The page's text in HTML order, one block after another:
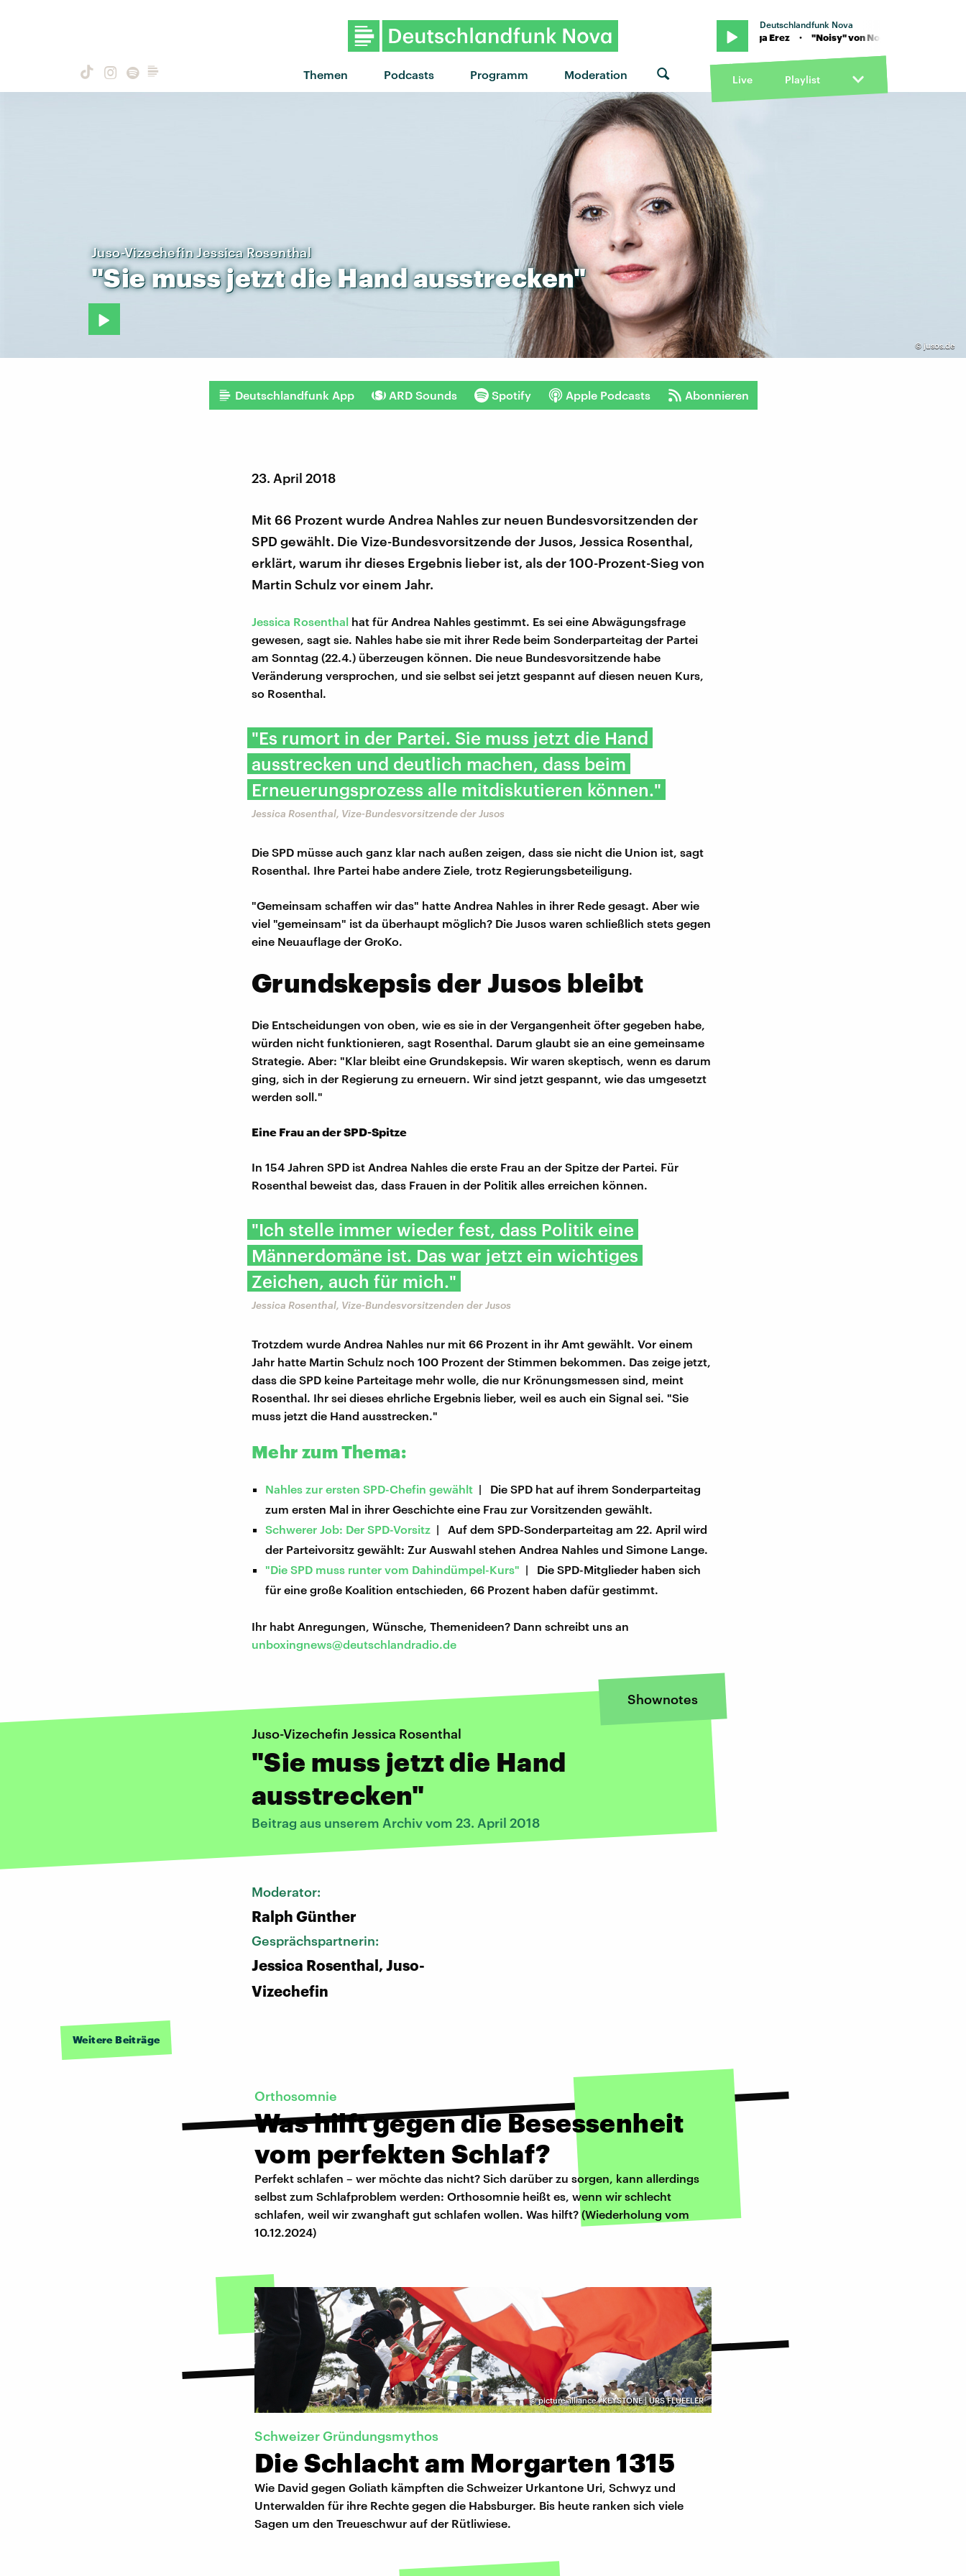
Themen Podcasts Programm Moderation
Deutschlandfunk Nova
"Noisy" von Noga Erez · "Noisy" von Noga Erez · "Noisy" von Noga Erez
Live Playlist
© jusos.de
Juso-Vizechefin Jessica Rosenthal
"SiemussjetztdieHandausstrecken"
Deutschlandfunk App ARD Sounds Spotify Apple Podcasts Abonnieren
23. April 2018
Mit 66 Prozent wurde Andrea Nahles zur neuen Bundesvorsitzenden der
SPD gewählt. Die Vize-Bundesvorsitzende der Jusos, Jessica Rosenthal,
erklärt, warum ihr dieses Ergebnis lieber ist, als der 100-Prozent-Sieg von
Martin Schulz vor einem Jahr.
Jessica Rosenthal hat für Andrea Nahles gestimmt. Es sei eine Abwägungsfrage
gewesen, sagt sie. Nahles habe sie mit ihrer Rede beim Sonderparteitag der Partei
am Sonntag (22.4.) überzeugen können. Die neue Bundesvorsitzende habe
Veränderung versprochen, und sie selbst sei jetzt gespannt auf diesen neuen Kurs,
so Rosenthal.
"Es rumort in der Partei. Sie muss jetzt die Hand
ausstrecken und deutlich machen, dass beim
Erneuerungsprozess alle mitdiskutieren können."
Jessica Rosenthal, Vize-Bundesvorsitzende der Jusos
Die SPD müsse auch ganz klar nach außen zeigen, dass sie nicht die Union ist, sagt
Rosenthal. Ihre Partei habe andere Ziele, trotz Regierungsbeteiligung.
"Gemeinsam schaffen wir das" hatte Andrea Nahles in ihrer Rede gesagt. Aber wie
viel "gemeinsam" ist da überhaupt möglich? Die Jusos waren schließlich stets gegen
eine Neuauflage der GroKo.
Grundskepsis der Jusos bleibt
Die Entscheidungen von oben, wie es sie in der Vergangenheit öfter gegeben habe,
würden nicht funktionieren, sagt Rosenthal. Darum glaubt sie an eine gemeinsame
Strategie. Aber: "Klar bleibt eine Grundskepsis. Wir waren skeptisch, wenn es darum
ging, sich in der Regierung zu erneuern. Wir sind jetzt gespannt, wie das umgesetzt
werden soll."
Eine Frau an der SPD-Spitze
In 154 Jahren SPD ist Andrea Nahles die erste Frau an der Spitze der Partei. Für
Rosenthal beweist das, dass Frauen in der Politik alles erreichen können.
"Ich stelle immer wieder fest, dass Politik eine
Männerdomäne ist. Das war jetzt ein wichtiges
Zeichen, auch für mich."
Jessica Rosenthal, Vize-Bundesvorsitzenden der Jusos
Trotzdem wurde Andrea Nahles nur mit 66 Prozent in ihr Amt gewählt. Vor einem
Jahr hatte Martin Schulz noch 100 Prozent der Stimmen bekommen. Das zeige jetzt,
dass die SPD keine Parteitage mehr wolle, die nur Krönungsmessen sind, meint
Rosenthal. Ihr sei dieses ehrliche Ergebnis lieber, weil es auch ein Signal sei. "Sie
muss jetzt die Hand ausstrecken."
Mehr zum Thema:
Nahles zur ersten SPD-Chefin gewählt | Die SPD hat auf ihrem Sonderparteitag
zum ersten Mal in ihrer Geschichte eine Frau zur Vorsitzenden gewählt.
Schwerer Job: Der SPD-Vorsitz | Auf dem SPD-Sonderparteitag am 22. April wird
der Parteivorsitz gewählt: Zur Auswahl stehen Andrea Nahles und Simone Lange.
"Die SPD muss runter vom Dahindümpel-Kurs" | Die SPD-Mitglieder haben sich
für eine große Koalition entschieden, 66 Prozent haben dafür gestimmt.
Ihr habt Anregungen, Wünsche, Themenideen? Dann schreibt uns an
unboxingnews@deutschlandradio.de
Shownotes
Juso-Vizechefin Jessica Rosenthal
"Sie muss jetzt die Hand
ausstrecken"
Beitrag aus unserem Archiv vom 23. April 2018
Moderator:
Ralph Günther
Gesprächspartnerin:
Jessica Rosenthal, Juso-
Vizechefin
Weitere Beiträge
Orthosomnie
Was hilft gegen die Besessenheit
vom perfekten Schlaf?
Perfekt schlafen – wer möchte das nicht? Sich darüber zu sorgen, kann allerdings
selbst zum Schlafproblem werden: Orthosomnie heißt es, wenn wir schlecht
schlafen, weil wir zwanghaft gut schlafen wollen. Was hilft? (Wiederholung vom
10.12.2024)
©picture alliance I KEYSTONE | URS FLUEELER
Schweizer Gründungsmythos
Die Schlacht am Morgarten 1315
Wie David gegen Goliath kämpften die Schweizer Urkantone Uri, Schwyz und
Unterwalden für ihre Rechte gegen die Habsburger. Bis heute ranken sich viele
Sagen um den Treueschwur auf der Rütliwiese.